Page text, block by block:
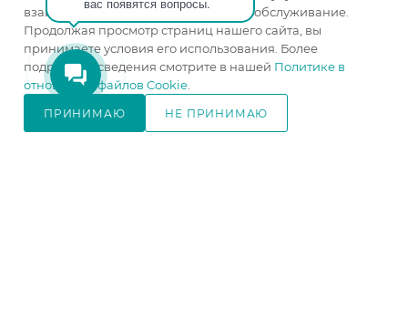
В КОРЗИНУ
БРЕНДЫ
КОМПАНИЯ
ИНФОРМАЦИЯ
взаимодействие с пользователями и обслуживание.
Продолжая просмотр страниц нашего сайта, вы
принимаете условия его использования. Более
подробные сведения смотрите в нашей Политике в
отношении файлов Cookie
ПРИНИМАЮ НЕ ПРИНИМАЮ